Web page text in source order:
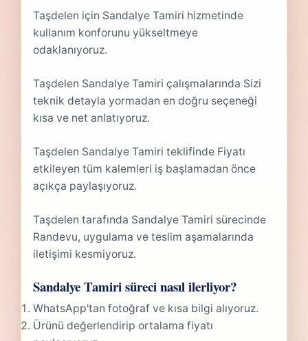
Taşdelen için Sandalye Tamiri hizmetinde
kullanım konforunu yükseltmeye
odaklanıyoruz.
Taşdelen Sandalye Tamiri çalışmalarında Sizi
teknik detayla yormadan en doğru seçeneği
kısa ve net anlatıyoruz.
Taşdelen Sandalye Tamiri teklifinde Fiyatı
etkileyen tüm kalemleri iş başlamadan önce
açıkça paylaşıyoruz.
Taşdelen tarafında Sandalye Tamiri sürecinde
Randevu, uygulama ve teslim aşamalarında
iletişimi kesmiyoruz.
Sandalye Tamiri süreci nasıl ilerliyor?
WhatsApp'tan fotoğraf ve kısa bilgi alıyoruz.
Ürünü değerlendirip ortalama fiyatı